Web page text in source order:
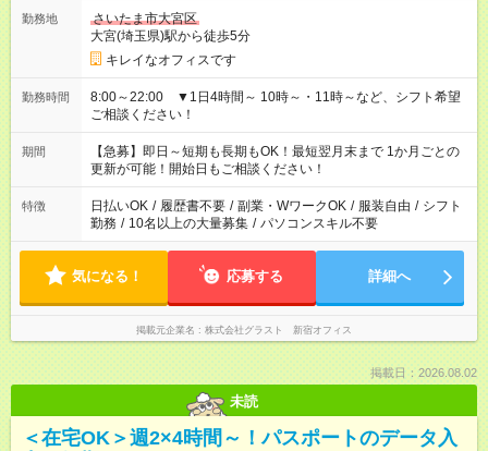
勤務地
さいたま市大宮区
大宮(埼玉県)駅から徒歩5分
キレイなオフィスです
勤務時間
8:00～22:00 ▼1日4時間～ 10時～・11時～など、シフト希望
ご相談ください！
期間
【急募】即日～短期も長期もOK！最短翌月末まで 1か月ごとの
更新が可能！開始日もご相談ください！
特徴 日払いOK / 履歴書不要 / 副業・WワークOK / 服装自由 / シフト
勤務 / 10名以上の大量募集 / パソコンスキル不要
気になる！ 応募する 詳細へ
掲載元企業名 株式会社グラスト 新宿オフィス
掲載日：2026.08.02
未読
＜在宅OK＞週2×4時間～！パスポートのデータ入